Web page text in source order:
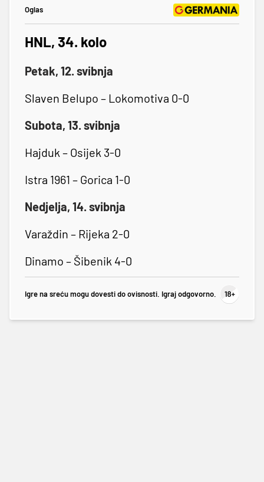
Oglas
HNL, 34. kolo
Petak, 12. svibnja
Slaven Belupo – Lokomotiva 0-0
Subota, 13. svibnja
Hajduk – Osijek 3-0
Istra 1961 – Gorica 1-0
Nedjelja, 14. svibnja
Varaždin – Rijeka 2-0
Dinamo – Šibenik 4-0
Igre na sreću mogu dovesti do ovisnosti. Igraj odgovorno.